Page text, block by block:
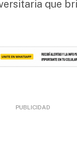
que
PUBLICIDAD